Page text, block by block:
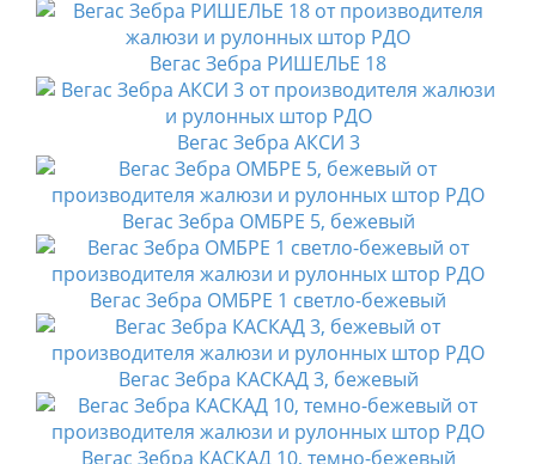
Вегас Зебра РИШЕЛЬЕ 18
Вегас Зебра АКСИ 3
Вегас Зебра ОМБРЕ 5, бежевый
Вегас Зебра ОМБРЕ 1 светло-бежевый
Вегас Зебра КАСКАД 3, бежевый
Вегас Зебра КАСКАД 10, темно-бежевый